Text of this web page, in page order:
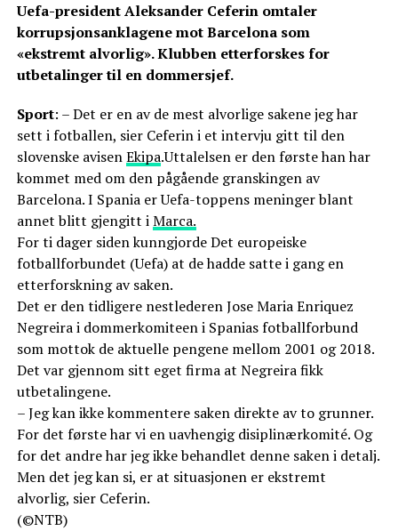
Uefa-president Aleksander Ceferin omtaler
korrupsjonsanklagene mot Barcelona som
«ekstremt alvorlig». Klubben etterforskes for
utbetalinger til en dommersjef.
Sport: – Det er en av de mest alvorlige sakene jeg har
sett i fotballen, sier Ceferin i et intervju gitt til den
slovenske avisenEkipa.Uttalelsen er den første han har
kommet med om den pågående granskingen av
Barcelona. I Spania er Uefa-toppens meninger blant
annet blitt gjengitt iMarca.
For ti dager siden kunngjorde Det europeiske
fotballforbundet (Uefa) at de hadde satte i gang en
etterforskning av saken.
Det er den tidligere nestlederen Jose Maria Enriquez
Negreira i dommerkomiteen i Spanias fotballforbund
som mottok de aktuelle pengene mellom 2001 og 2018.
Det var gjennom sitt eget firma at Negreira fikk
utbetalingene.
– Jeg kan ikke kommentere saken direkte av to grunner.
For det første har vi en uavhengig disiplinærkomité. Og
for det andre har jeg ikke behandlet denne saken i detalj.
Men det jeg kan si, er at situasjonen er ekstremt
alvorlig, sier Ceferin.
(©NTB)